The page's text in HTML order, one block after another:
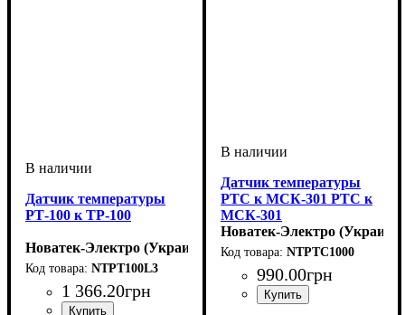
Датчик температуры
РТ-100 к ТР-100
Новатек-Электро (Украина)
NTPT100L3
1 366.20грн
Датчик температуры
PTC к МСК-301 PTC к
МСК-301
Новатек-Электро (Украина)
NTPTC1000
990.00грн